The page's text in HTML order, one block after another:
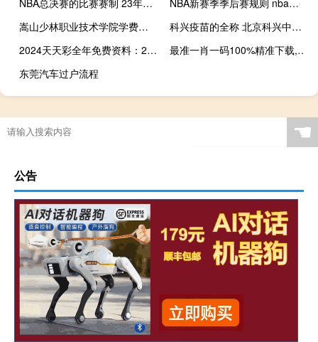
嵩山少林职业技术学院学费多少 嵩山少林寺学费多少一年
科兴疫苗的全称 北京科兴中维新冠疫苗
2024天天彩全年免费资料：2024年新澳彩开奖结果查询-全面的解析落实-2259.ISO.402
最准一肖一码100%精准下载,戎行精选解释落实_iPhone35.82.27
东莞汽车过户流程
☚
公告